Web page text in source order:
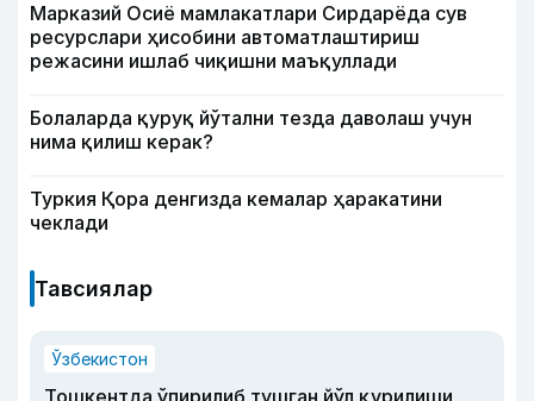
Марказий Осиё мамлакатлари Сирдарёда сув
ресурслари ҳисобини автоматлаштириш
режасини ишлаб чиқишни маъқуллади
Болаларда қуруқ йўтални тезда даволаш учун
нима қилиш керак?
Туркия Қора денгизда кемалар ҳаракатини
чеклади
Тавсиялар
Ўзбекистон